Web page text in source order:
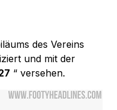
des Vereins
und mit der
“ versehen.